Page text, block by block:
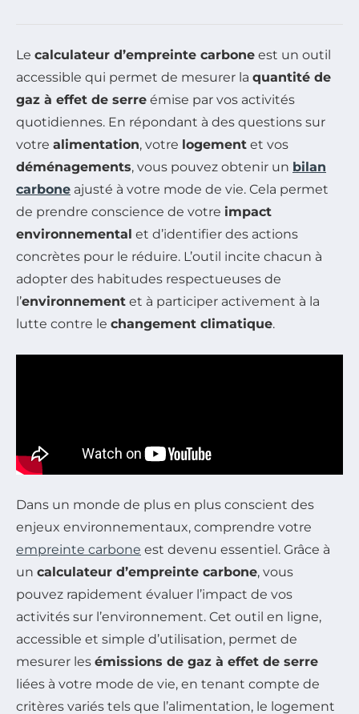
Le calculateur d’empreinte carbone est un outil
accessible qui permet de mesurer la quantité de
gaz à effet de serre émise par vos activités
quotidiennes. En répondant à des questions sur
votre alimentation, votre logement et vos
déménagements, vous pouvez obtenir un bilan
carbone ajusté à votre mode de vie. Cela permet
de prendre conscience de votre impact
environnemental et d’identifier des actions
concrètes pour le réduire. L’outil incite chacun à
adopter des habitudes respectueuses de
l’environnement et à participer activement à la
lutte contre le changement climatique.
Dans un monde de plus en plus conscient des
enjeux environnementaux, comprendre votre
empreinte carbone est devenu essentiel. Grâce à
un calculateur d’empreinte carbone, vous
pouvez rapidement évaluer l’impact de vos
activités sur l’environnement. Cet outil en ligne,
accessible et simple d’utilisation, permet de
mesurer les émissions de gaz à effet de serre
liées à votre mode de vie, en tenant compte de
critères variés tels que l’alimentation, le logement